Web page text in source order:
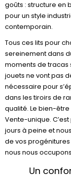
goûts : structure en
pour un style
contemporain.
Tous ces lits pour
sereinement dans
moments de tracas
jouets ne vont pas
nécessaire pour
dans les tiroirs de
qualité. Le bien-
Vente-unique.
jours à peine et
de vos
nous nous
Un